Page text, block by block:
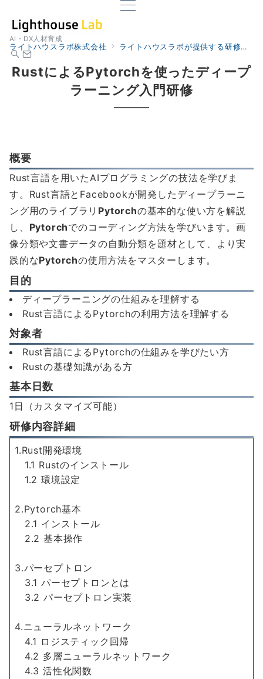
AI・DX人材育成
ライトハウスラボ株式会社 ライトハウスラボが提供する研修
RustによるPytorchを使ったディープ
ラーニング入門研修
概要
Rust言語を用いたAIプログラミングの技法を学びま
す。Rust言語とFacebookが開発したディープラーニ
ング用のライブラリ Pytorchの基本的な使い方を解説
し、 Pytorchでのコーディング方法を学びいます。画
像分類や文書データの自動分類を題材として、より実
践的なPytorchの使用方法をマスターします。
目的
ディープラーニングの仕組みを理解する
Rust言語によるPytorchの利用方法を理解する
対象者
Rust言語によるPytorchの仕組みを学びたい方
Rustの基礎知識がある方
基本日数
1日（カスタマイズ可能）
研修内容詳細
1.Rust開発環境
1.1 Rustのインストール
1.2 環境設定
2.Pytorch基本
2.1 インストール
2.2 基本操作
3.パーセプトロン
3.1 パーセプトロンとは
3.2 パーセプトロン実装
4.ニューラルネットワーク
4.1 ロジスティック回帰
4.2 多層ニューラルネットワーク
4.3 活性化関数